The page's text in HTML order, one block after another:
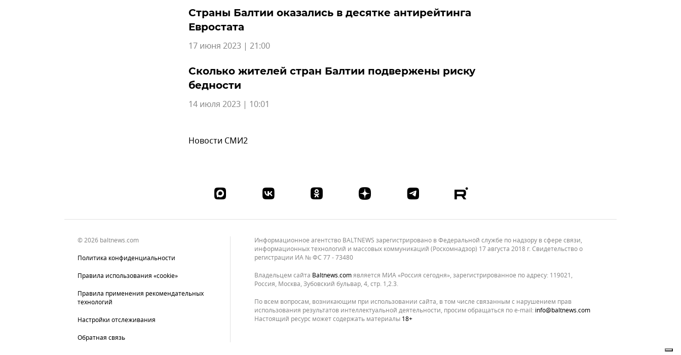
Страны Балтии оказались в десятке антирейтинга
Евростата
17 июня 2023 | 21:00
Сколько жителей стран Балтии подвержены риску
бедности
14 июля 2023 | 10:01
Новости СМИ2
© 2026 baltnews.com
Политика конфиденциальности
Правила использования «cookie»
Правила применения рекомендательных
технологий
Настройки отслеживания
Обратная связь
Информационное агентство BALTNEWS зарегистрировано в Федеральной службе по надзору в сфере связи,
информационных технологий и массовых коммуникаций (Роскомнадзор) 17 августа 2018 г. Свидетельство о
регистрации ИА № ФС 77 - 73480
Владельцем сайта
baltnews.comявляется МИА «Россия сегодня», зарегистрированное по адресу: 119021,
Россия, Москва, Зубовский бульвар, 4, стр. 1,2.3.
По всем вопросам, возникающим при использовании сайта, в том числе связанным с нарушением прав
использования результатов интеллектуальной деятельности, просим обращаться по e-mail: info@baltnews.com
Настоящий ресурс может содержать материалы 18+